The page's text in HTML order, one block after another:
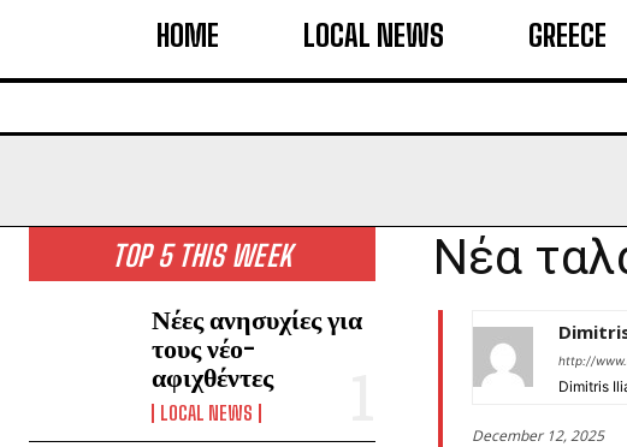
HOME LOCAL NEWS GREECE
TOP 5 THIS WEEK
Νέες ανησυχίες για
τους νέο-
αφιχθέντες
LOCAL NEWS
Νέα
http://
Dimitris
December 12, 2025